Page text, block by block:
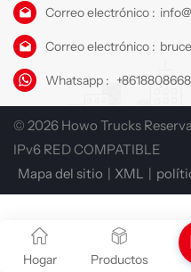
Correo electrónico :
Correo electrónico :
Whatsapp :
© 2026 Howo Trucks
IPv6 RED COMPATIBLE
Mapa del sitio | XML |
Hogar Productos